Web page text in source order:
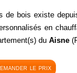
de bois existe
en
duAisne
le prix